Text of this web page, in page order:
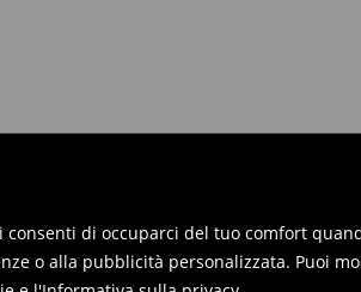
di occuparci del tuo comfort
o alla pubblicità personalizzata. Puoi